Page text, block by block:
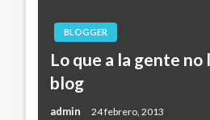
BLOGGER
Lo que a la gente no
blog
admin 24 febrero, 2013